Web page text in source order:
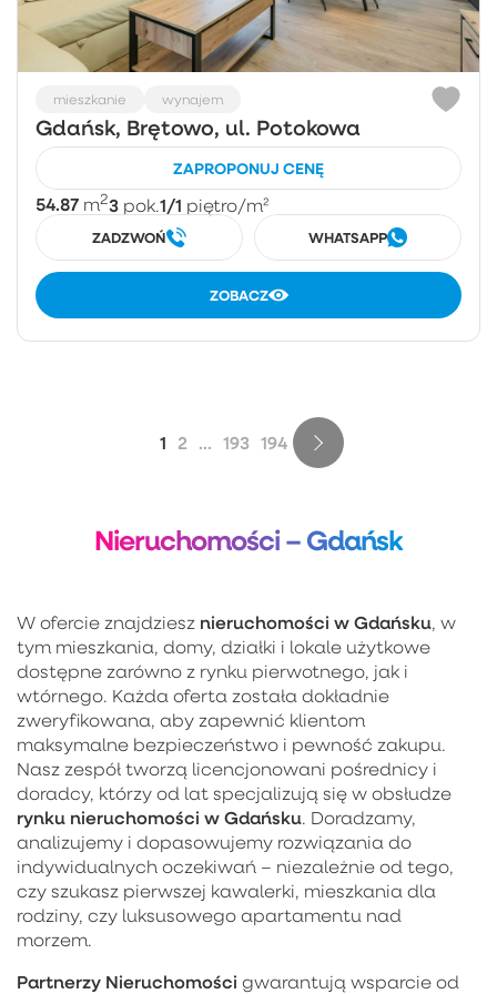
mieszkanie wynajem
Gdańsk, Brętowo, ul. Potokowa
ZAPROPONUJ CENĘ
54.87 m23 pok.1/1 piętro/m²
ZADZWOŃ WHATSAPP
ZOBACZ
1 2 ... 193 194
Nieruchomości – Gdańsk
W ofercie znajdziesz nieruchomości w Gdańsku, w
tym mieszkania, domy, działki i lokale użytkowe
dostępne zarówno z rynku pierwotnego, jak i
wtórnego. Każda oferta została dokładnie
zweryfikowana, aby zapewnić klientom
maksymalne bezpieczeństwo i pewność zakupu.
Nasz zespół tworzą licencjonowani pośrednicy i
doradcy, którzy od lat specjalizują się w obsłudze
rynku nieruchomości w Gdańsku. Doradzamy,
analizujemy i dopasowujemy rozwiązania do
indywidualnych oczekiwań – niezależnie od tego,
czy szukasz pierwszej kawalerki, mieszkania dla
rodziny, czy luksusowego apartamentu nad
morzem.
Partnerzy Nieruchomości gwarantują wsparcie od